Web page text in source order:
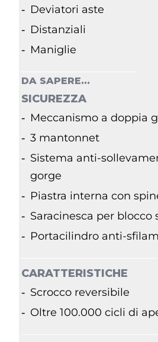
Deviatori aste
Distanziali
Maniglie
DA SAPERE...
SICUREZZA
Meccanismo a doppia
3 mantonnet
Sistema anti-
gorge
Piastra interna con
Saracinesca per blocco
Portacilindro anti-
CARATTERISTICHE
Scrocco reversibile
Oltre 100.000 cicli di